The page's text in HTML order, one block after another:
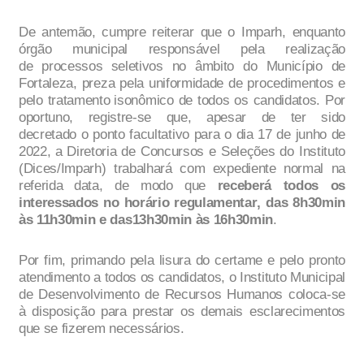
De antemão, cumpre reiterar que o Imparh, enquanto
órgão municipal responsável pela realização
de
processos seletivos
no âmbito do Município de
Fortaleza, preza pela uniformidade de procedimentos e
pelo tratamento isonômico de todos os candidatos. Por
oportuno, registre-se que,
apesar de ter sido
decretado o ponto facultativo para o dia 17 de junho de
2022, a Diretoria de Concursos e Seleções do Instituto
(Dices/Imparh) trabalhará com expediente normal
na
referida
data, de modo que
receberá todos os
interessados no horário regulamentar, das 8h30min
às 11h30mine das13h30min às 16h30min.
Por fim, primando pela lisura do certame e pelo pronto
atendimento a todos os candidatos, o Instituto Municipal
de Desenvolvimento de Recursos Humanos coloca-se
à disposição para prestar os demais esclarecimentos
que se fizerem necessários.